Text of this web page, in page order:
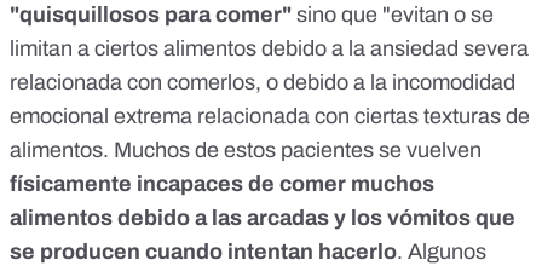
"quisquillosos para comer" sino que "evitan o se
limitan a ciertos alimentos debido a la ansiedad severa
relacionada con comerlos, o debido a la incomodidad
emocional extrema relacionada con ciertas texturas de
alimentos. Muchos de estos pacientes se vuelven
físicamente incapaces de comer muchos
alimentos debido a las arcadas y los vómitos que
se producen cuando intentan hacerlo. Algunos